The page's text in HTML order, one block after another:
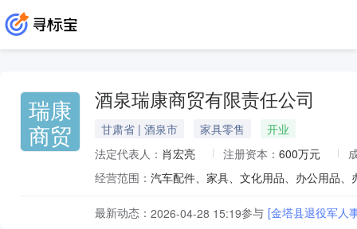
瑞康
商贸
酒泉瑞康商贸有限责任公司
甘肃省 | 酒泉市 家具零售
开业
法定代表人： 肖宏亮 注册资本： 600万元
经营范围：
最新动态： 2026-04-28 15:19参与 [金塔县退役军人